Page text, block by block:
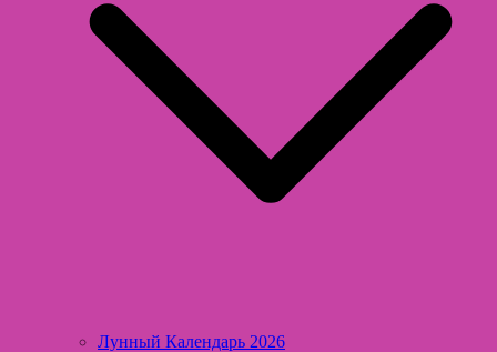
Лунный Календарь 2026